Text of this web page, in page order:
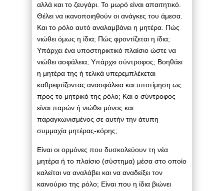
αλλά και το ζευγάρι. Το μωρό είναι απαιτητικό.
Θέλει να ικανοποιηθούν οι ανάγκες του άμεσα.
Και το ρόλο αυτό αναλαμβάνει η μητέρα. Πώς
νιώθει όμως η ίδια; Πώς φροντίζεται η ίδια;
Υπάρχει ένα υποστηρικτικό πλαίσιο ώστε να
νιώθει ασφάλεια; Υπάρχει σύντροφος; Βοηθάει
η μητέρα της ή τελικά υπερεμπλέκεται
καθρεφτίζοντας ανασφάλεια και υποτίμηση ως
προς το μητρικό της ρόλο; Και ο σύντροφος
είναι παρών ή νιώθει μόνος και
παραγκωνισμένος σε αυτήν την άτυπη
συμμαχία μητέρας-κόρης;
Είναι οι ορμόνες που δυσκολεύουν τη νέα
μητέρα ή το πλαίσιο (σύστημα) μέσα στο οποίο
καλείται να αναλάβει και να αναδείξει τον
καινούριο της ρόλο; Είναι που η ίδια βιώνει